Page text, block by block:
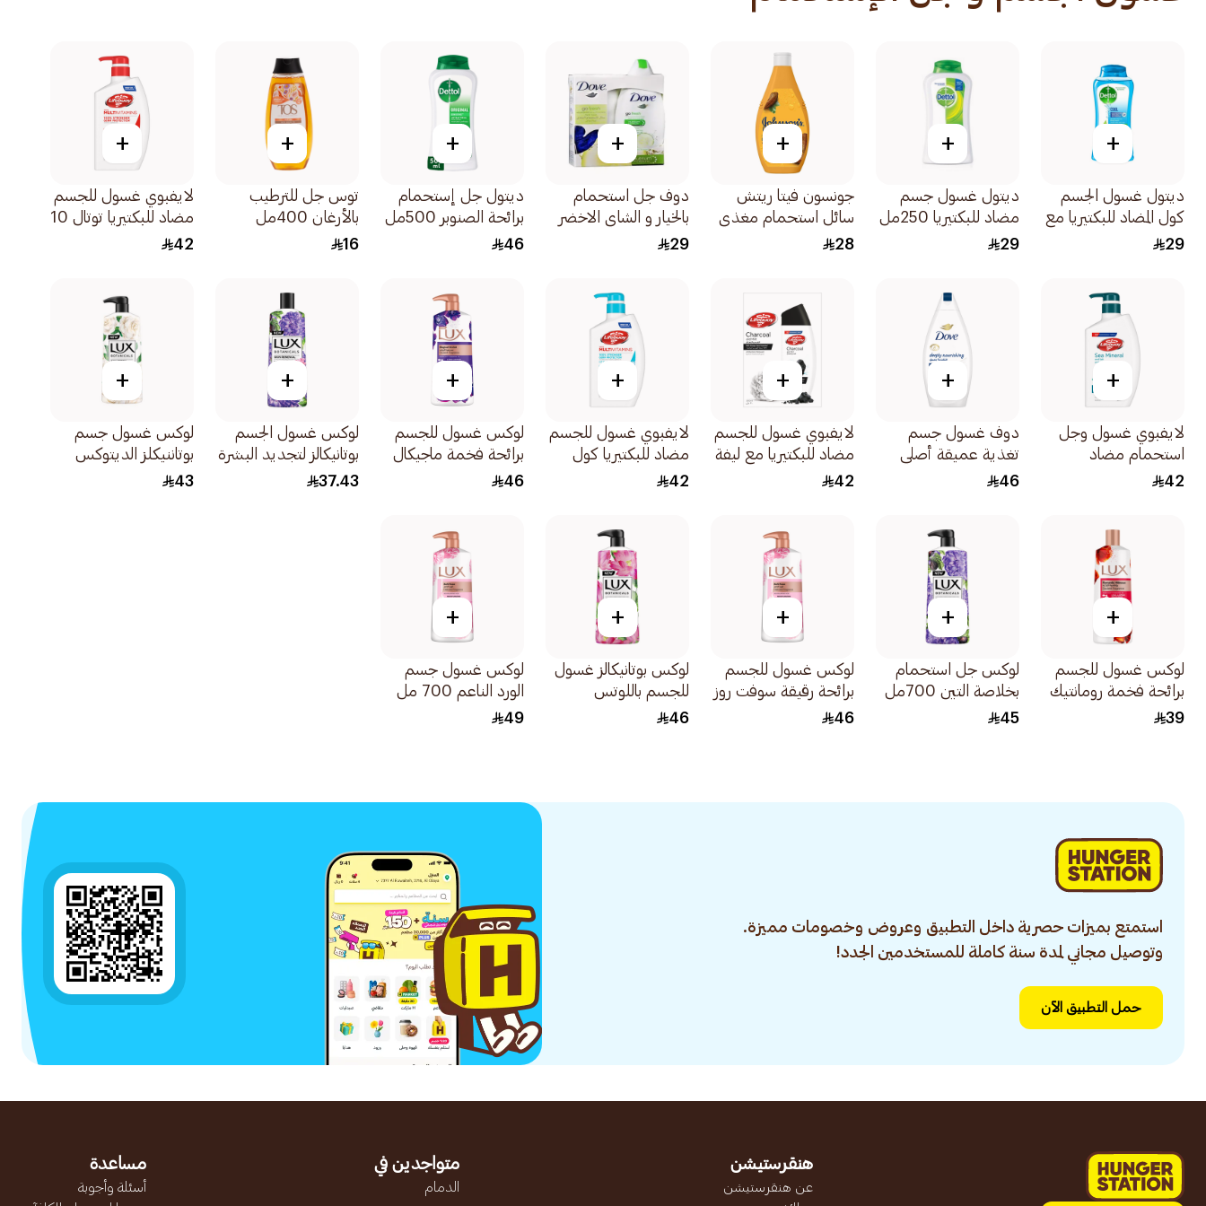
+
ديتول غسول الجسم
كول المضاد للبكتيريا مع
ليفة 250مل
29
+
ديتول غسول جسم
مضاد للبكتيريا 250مل
29
+
جونسون فيتا ريتش
سائل استحمام مغذي
بعمق بزبدة الكاكاو غني
28
+
دوف جل استحمام
بالخيار و الشاي الاخضر
لجميع أنواع البشرة مع
29
+
ديتول جل إستحمام
برائحة الصنوبر 500مل
46
+
توس جل للترطيب
بالأرغان 400مل
16
+
لايفبوي غسول للجسم
مضاد للبكتيريا توتال 10
500مل
42
+
لايفبوي غسول وجل
استحمام مضاد
للبكتيريا بمعادن البحر
42
+
دوف غسول جسم
تغذية عميقة أصلي
500مل
46
+
لايفبوي غسول للجسم
مضاد للبكتيريا مع ليفة
بالفحم والنعناع
42
+
لايفبوي غسول للجسم
مضاد للبكتيريا كول
فريش 500مل
42
+
لوكس غسول للجسم
برائحة فخمة ماجيكال
أوركيد 700مل
46
+
لوكس غسول الجسم
بوتانيكالز لتجديد البشرة
بخلاصة التين وزيت
37.43
+
لوكس غسول جسم
بوتاننيكلز الديتوكس
زهرة الكاميليا والصبار
43
+
لوكس غسول للجسم
برائحة فخمة رومانتيك
هيبيسكوس 500مل
39
+
لوكس جل استحمام
بخلاصة التين 700مل
45
+
لوكس غسول للجسم
برائحة رقيقة سوفت روز
700مل
46
+
لوكس بوتانيكالز غسول
للجسم باللوتس
والعسل 700مل
46
+
لوكس غسول جسم
الورد الناعم 700 مل
49
استمتع بميزات حصرية داخل التطبيق وعروض وخصومات مميزة.
وتوصيل مجاني لمدة سنة كاملة للمستخدمين الجدد!
حمل التطبيق الآن
هنقرستيشن
عن هنقرستيشن
متواجدين في
الدمام
مساعدة
أسئلة وأجوبة